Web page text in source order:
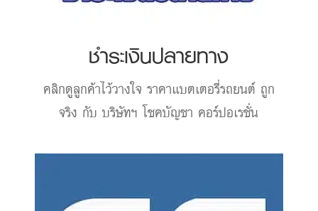
ชำระเงินปลายทาง
คลิกดูลูกค้าไว้วางใจ ราคาแบตเตอรี่รถยนต์ถูก
จริง กับ บริษัทฯ โชคบัญชา คอร์ปอเรชั่น